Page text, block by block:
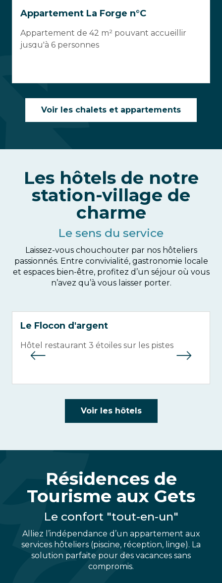
Appartement La Forge n°C
Appartement de 42 m² pouvant accueillir
jusqu'à 6 personnes
Voir les chalets et appartements
Les hôtels de notre
station-village de
charme
Le sens du service
Laissez-vous chouchouter par nos hôteliers
passionnés. Entre convivialité, gastronomie locale
et espaces bien-être, profitez d’un séjour où vous
n’avez qu’à vous laisser porter.
Le Flocon d'argent
Hôtel restaurant 3 étoiles sur les pistes
Voir les hôtels
Résidences de
Tourisme aux Gets
Le confort "tout-en-un"
Alliez l’indépendance d’un appartement aux
services hôteliers (piscine, réception, linge). La
solution parfaite pour des vacances sans
compromis.